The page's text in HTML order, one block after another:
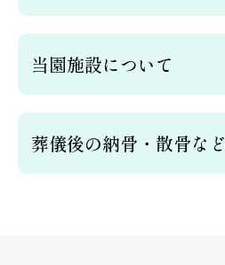
当園施設について
葬儀後の納骨・散骨など